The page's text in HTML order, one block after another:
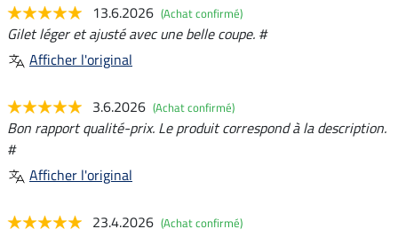
13.6.2026 (Achat confirmé)
Gilet léger et ajusté avec une belle coupe. #
Afficher l'original
3.6.2026 (Achat confirmé)
Bon rapport qualité-prix. Le produit correspond à la description.
#
Afficher l'original
23.4.2026 (Achat confirmé)